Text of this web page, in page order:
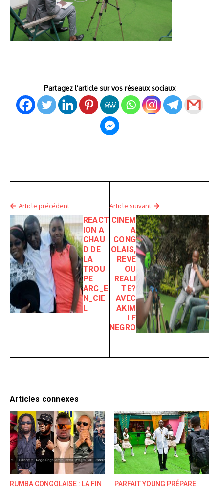
Partagez l’article sur vos réseaux sociaux
Article précédent
REACT
ION A
CHAU
D DE
LA
TROU
PE
ARC_E
N_CIE
L
Article suivant
CINEM
A
CONG
OLAIS,
REVE
OU
REALI
TE?
AVEC
AKIM
LE
NEGRO
Articles connexes
RUMBA CONGOLAISE : LA FIN
PARFAIT YOUNG PRÉPARE